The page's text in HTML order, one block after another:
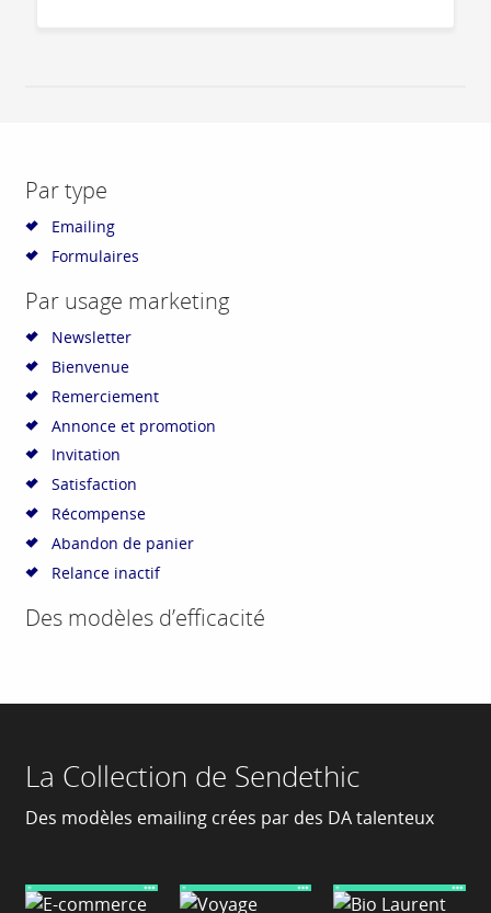
Par type
Emailing
Formulaires
Par usage marketing
Newsletter
Bienvenue
Remerciement
Annonce et promotion
Invitation
Satisfaction
Récompense
Abandon de panier
Relance inactif
Des modèles d’efficacité
La Collection de Sendethic
Des modèles emailing crées par des DA talenteux